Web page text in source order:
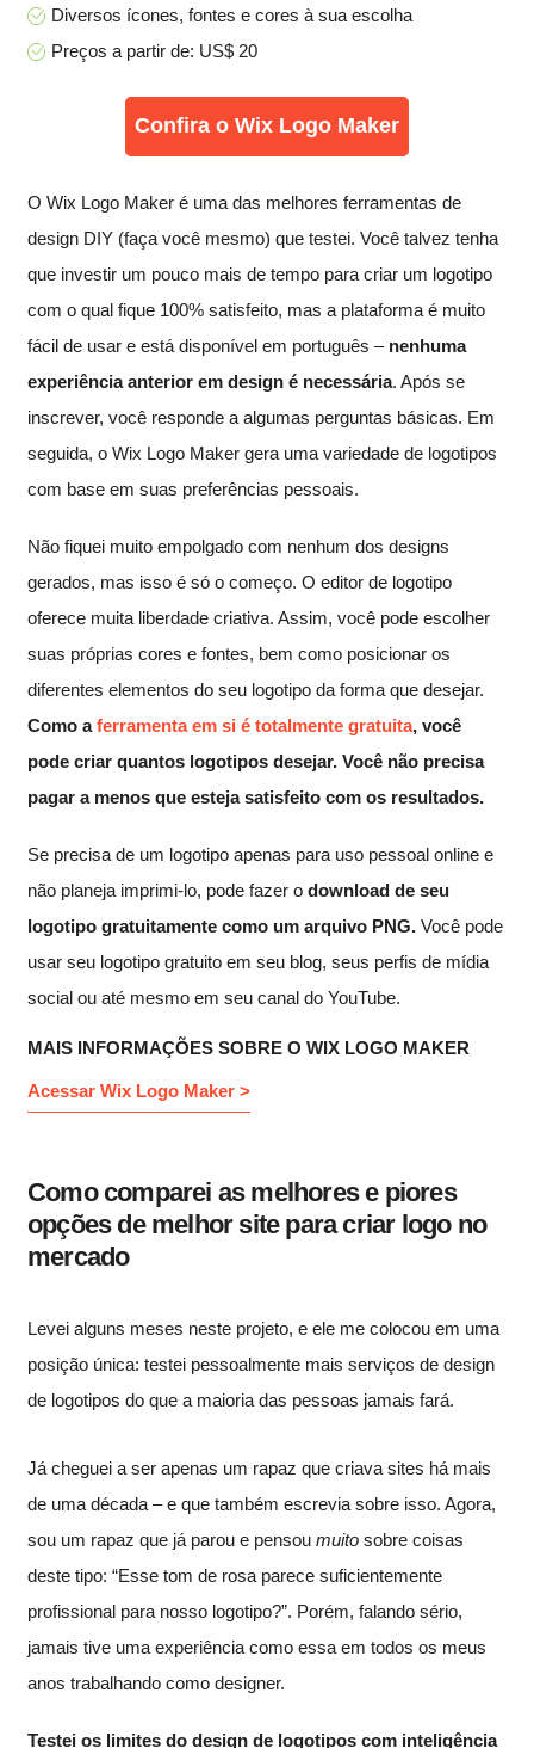
Diversos ícones, fontes e cores à sua escolha
Preços a partir de: US$ 20
Confira o Wix Logo Maker
O Wix Logo Maker é uma das melhores ferramentas de
design DIY (faça você mesmo) que testei. Você talvez tenha
que investir um pouco mais de tempo para criar um logotipo
com o qual fique 100% satisfeito, mas a plataforma é muito
fácil de usar e está disponível em português – nenhuma
experiência anterior em design é necessária. Após se
inscrever, você responde a algumas perguntas básicas. Em
seguida, o Wix Logo Maker gera uma variedade de logotipos
com base em suas preferências pessoais.
Não fiquei muito empolgado com nenhum dos designs
gerados, mas isso é só o começo. O editor de logotipo
oferece muita liberdade criativa. Assim, você pode escolher
suas próprias cores e fontes, bem como posicionar os
diferentes elementos do seu logotipo da forma que desejar.
Como aferramenta em si é totalmente gratuita, você
pode criar quantos logotipos desejar. Você não precisa
pagar a menos que esteja satisfeito com os resultados.
Se precisa de um logotipo apenas para uso pessoal online e
não planeja imprimi-lo, pode fazer o download de seu
logotipo gratuitamente como um arquivo PNG. Você pode
usar seu logotipo gratuito em seu blog, seus perfis de mídia
social ou até mesmo em seu canal do YouTube.
MAIS INFORMAÇÕES SOBRE O WIX LOGO MAKER
Acessar Wix Logo Maker >
Como comparei as melhores e piores
opções de melhor site para criar logo no
mercado
Levei alguns meses neste projeto, e ele me colocou em uma
posição única: testei pessoalmente mais serviços de design
de logotipos do que a maioria das pessoas jamais fará.
Já cheguei a ser apenas um rapaz que criava sites há mais
de uma década – e que também escrevia sobre isso. Agora,
sou um rapaz que já parou e pensou muito sobre coisas
deste tipo: “Esse tom de rosa parece suficientemente
profissional para nosso logotipo?”. Porém, falando sério,
jamais tive uma experiência como essa em todos os meus
anos trabalhando como designer.
Testei os limites do design de logotipos com inteligência